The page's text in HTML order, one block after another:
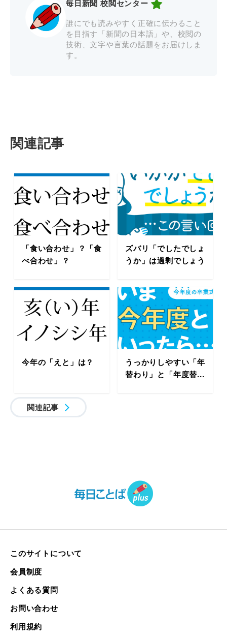
毎日新聞 校閲センター
誰にでも読みやすく正確に伝わること
を目指す「新聞の日本語」や、校閲の
技術、文字や言葉の話題をお届けしま
す。
関連記事
「食い合わせ」？「食
べ合わせ」？
ズバリ「でしたでしょ
うか」は過剰でしょう
今年の「えと」は？
うっかりしやすい「年
替わり」と「年度替...
関連記事
このサイトについて
会員制度
よくある質問
お問い合わせ
利用規約